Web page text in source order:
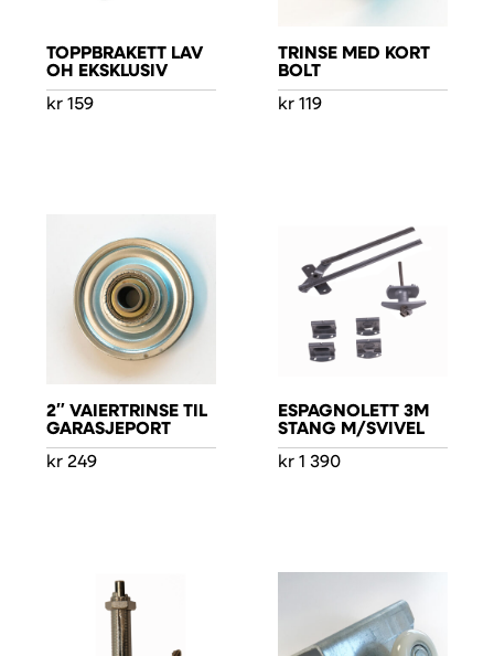
TOPPBRAKETT LAV
OH EKSKLUSIV
kr 159
TRINSE MED KORT
BOLT
kr 119
2″ VAIERTRINSE TIL
GARASJEPORT
kr 249
ESPAGNOLETT 3M
STANG M/SVIVEL
kr 1 390